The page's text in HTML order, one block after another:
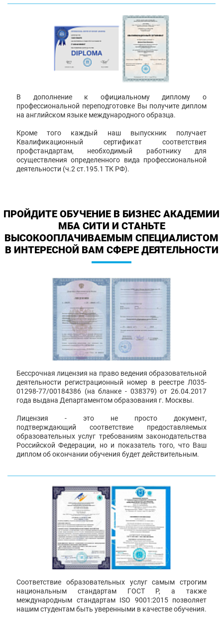
В дополнение к официальному диплому о
профессиональной переподготовке Вы получите диплом
на английском языке международного образца.
Кроме того каждый наш выпускник получает
Квалификационный сертификат соответствия
профстандартам, необходимый работнику для
осуществления определенного вида профессиональной
деятельности (ч.2 ст.195.1 ТК РФ).
ПРОЙДИТЕ ОБУЧЕНИЕ В БИЗНЕС АКАДЕМИИ
МБА СИТИ И СТАНЬТЕ
ВЫСОКООПЛАЧИВАЕМЫМ СПЕЦИАЛИСТОМ
В ИНТЕРЕСНОЙ ВАМ СФЕРЕ ДЕЯТЕЛЬНОСТИ
Бессрочная лицензия на право ведения образовательной
деятельности регистрационный номер в реестре Л035-
01298-77/00184386 (на бланке - 038379) от 26.04.2017
года выдана Департаментом образования г. Москвы.
Лицензия - это не просто документ,
подтверждающий соответствие предоставляемых
образовательных услуг требованиям законодательства
Российской Федерации, но и показатель того, что Ваш
диплом об окончании обучения будет действительным.
Соответствие образовательных услуг самым строгим
национальным стандартам ГОСТ Р, а также
международным стандартам ISO 9001:2015 позволяет
нашим студентам быть уверенными в качестве обучения.